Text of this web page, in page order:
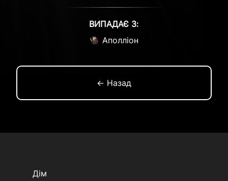
ВИПАДАЄ З:
Аполліон
← Назад
Дім